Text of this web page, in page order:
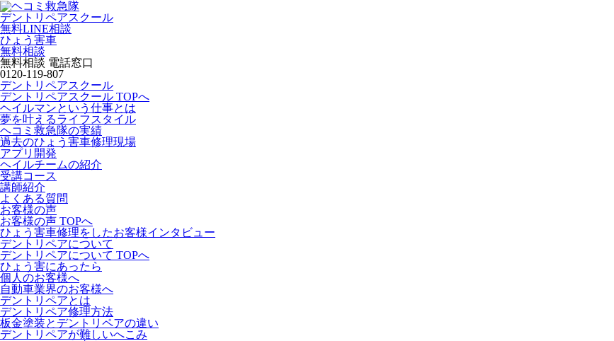
デントリペアスクール
無料LINE相談
ひょう害車
無料相談
無料相談 電話窓口
0120-119-807
デントリペアスクール
デントリペアスクール TOPへ
ヘイルマンという仕事とは
夢を叶えるライフスタイル
ヘコミ救急隊の実績
過去のひょう害車修理現場
アプリ開発
ヘイルチームの紹介
受講コース
講師紹介
よくある質問
お客様の声
お客様の声 TOPへ
ひょう害車修理をしたお客様インタビュー
デントリペアについて
デントリペアについて TOPへ
ひょう害にあったら
個人のお客様へ
自動車業界のお客様へ
デントリペアとは
デントリペア修理方法
板金塗装とデントリペアの違い
デントリペアが難しいへこみ